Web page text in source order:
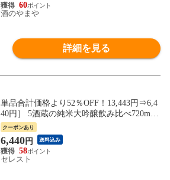
60
酒のやまや
詳細を見る
単品合計価格より52％OFF！13,443円⇒6,4
40円］ 5酒蔵の純米大吟醸飲み比べ720ml 5
本組セット[JS32]【送料無料】［常温］
【7営業日以内に出荷】
クーポンあり
6,440円 送料込み
58
セレスト